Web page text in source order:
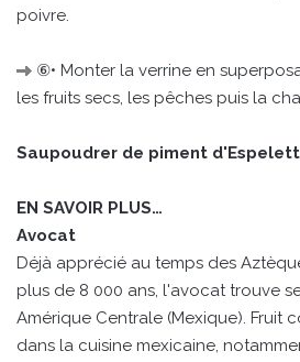
poivre.
⑥• Monter la verrine en
les fruits secs, les pêches puis la
Saupoudrer de piment
EN SAVOIR PLUS…
Avocat
Déjà apprécié au temps des
plus de 8 000 ans, l'avocat trouve
Amérique Centrale (Mexique). Fruit
dans la cuisine mexicaine,